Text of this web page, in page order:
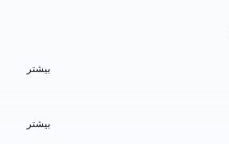
بیشتر
بیشتر